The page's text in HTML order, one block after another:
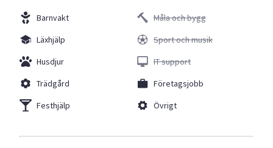
Barnvakt
Läxhjälp
Husdjur
Trädgård
Festhjälp
Måla och bygg
Sport och musik
IT support
Företagsjobb
Övrigt